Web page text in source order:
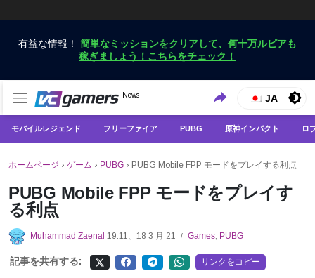
有益な情報！ 簡単なミッションをクリアして、何十万ルピアも
稼ぎましょう！こちらをチェック！
VCGamers ニュース
News
VCGamersだけで最新のゲームニュースを入手
JA
モバイルレジェンド フリーファイア PUBG 原神インパクト ロ
ホームページ › ゲーム › PUBG › PUBG Mobile FPP モードをプレイする利点
PUBG Mobile FPP モードをプレイす
る利点
Muhammad Zaenal 19:11、18 3 月 21 / Games, PUBG
記事を共有する: リンクをコピー